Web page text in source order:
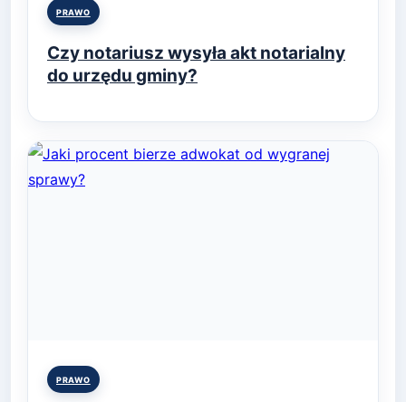
Posted
PRAWO
Czy notariusz wysyła akt notarialny
do urzędu gminy?
Posted
PRAWO